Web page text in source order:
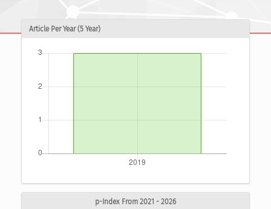
Article Per Year (5 Year)
p-Index From 2021 - 2026